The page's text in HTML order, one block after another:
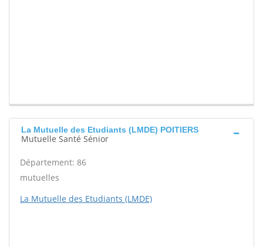
La Mutuelle des Etudiants (LMDE) POITIERS
Mutuelle Santé Sénior
Département: 86
mutuelles
La Mutuelle des Etudiants (LMDE)